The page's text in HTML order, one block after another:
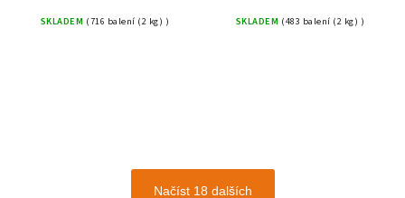
SKLADEM (716 balení (2 kg) ) SKLADEM (483 balení (2 kg) )
Načíst 18 dalších